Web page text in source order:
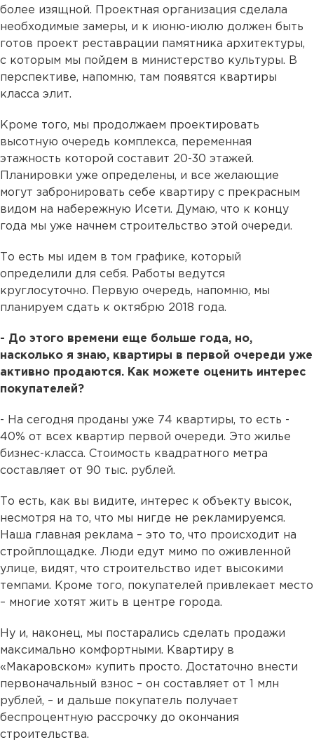
более изящной. Проектная организация сделала
необходимые замеры, и к июню-июлю должен быть
готов проект реставрации памятника архитектуры,
с которым мы пойдем в министерство культуры. В
перспективе, напомню, там появятся квартиры
класса элит.
Кроме того, мы продолжаем проектировать
высотную очередь комплекса, переменная
этажность которой составит 20-30 этажей.
Планировки уже определены, и все желающие
могут забронировать себе квартиру с прекрасным
видом на набережную Исети. Думаю, что к концу
года мы уже начнем строительство этой очереди.
То есть мы идем в том графике, который
определили для себя. Работы ведутся
круглосуточно. Первую очередь, напомню, мы
планируем сдать к октябрю 2018 года.
- До этого времени еще больше года, но,
насколько я знаю, квартиры в первой очереди уже
активно продаются. Как можете оценить интерес
покупателей?
- На сегодня проданы уже 74 квартиры, то есть -
40% от всех квартир первой очереди. Это жилье
бизнес-класса. Стоимость квадратного метра
составляет от 90 тыс. рублей.
То есть, как вы видите, интерес к объекту высок,
несмотря на то, что мы нигде не рекламируемся.
Наша главная реклама – это то, что происходит на
стройплощадке. Люди едут мимо по оживленной
улице, видят, что строительство идет высокими
темпами. Кроме того, покупателей привлекает место
– многие хотят жить в центре города.
Ну и, наконец, мы постарались сделать продажи
максимально комфортными. Квартиру в
«Макаровском» купить просто. Достаточно внести
первоначальный взнос – он составляет от 1 млн
рублей, – и дальше покупатель получает
беспроцентную рассрочку до окончания
строительства.